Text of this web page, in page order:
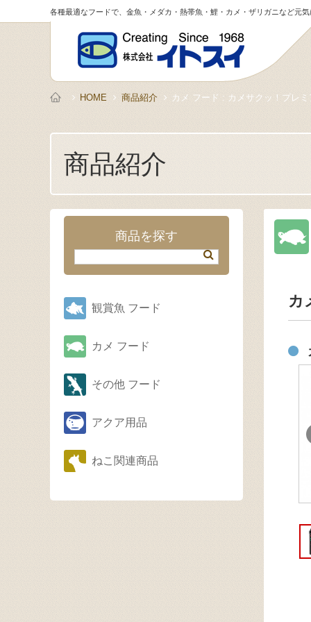
各種最適なフードで、金魚・メダカ・熱帯魚・鯉・カメ・ザリガニなど元
HOME 商品紹介 カメ フード : カメサクッ！プレミ
商品紹介
商品を探す
観賞魚 フード
カメ フード
その他 フード
アクア用品
ねこ関連商品
カ